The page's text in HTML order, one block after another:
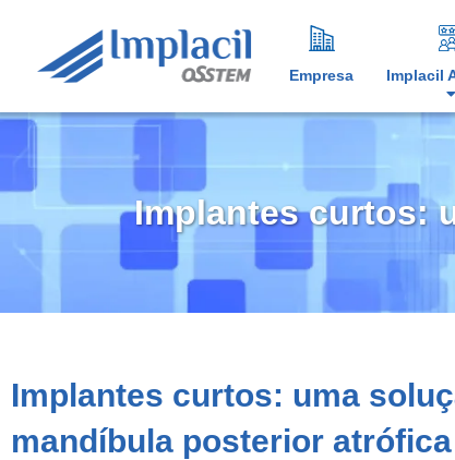
Empresa Implacil
Implantes curtos:
Implantes curtos: uma
mandíbula posterior atrófica